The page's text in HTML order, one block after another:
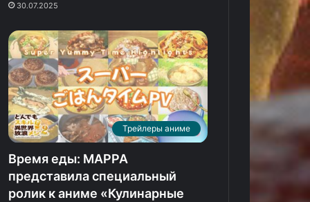
игр
играет: Игровой коллаж №
30.07.2025
Трейлеры аниме
Время еды: MAPPA
представила специальный
ролик к аниме «Кулинарные